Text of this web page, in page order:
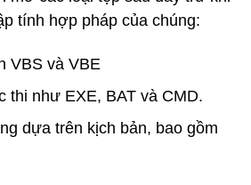
tính hợp pháp của chúng:
VBS và VBE
thi như EXE, BAT và CMD.
dựa trên kịch bản, bao gồm